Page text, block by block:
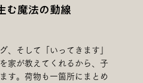
む魔法の動線
、そして「いってきます」
家が教えてくれるから、子
す。荷物も一箇所にまとめ